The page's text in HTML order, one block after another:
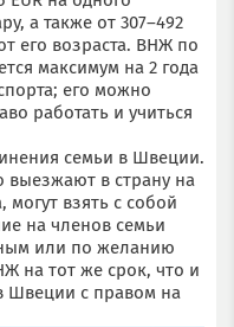
а также от 307–492
его возраста. ВНЖ по
максимум на 2 года
его можно
работать и учиться
семьи в Швеции.
выезжают в страну на
взять с собой
на членов семьи
или по желанию
на тот же срок, что и
Швеции с правом на